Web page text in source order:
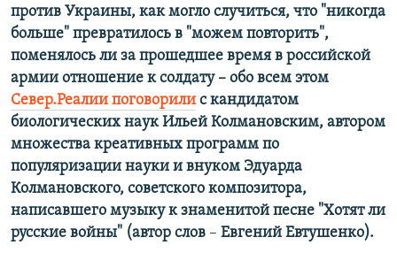
против Украины, как могло случиться, что "никогда
больше" превратилось в "можем повторить",
поменялось ли за прошедшее время в российской
армии отношение к солдату – обо всем этом
Север.Реалии поговорили с кандидатом
биологических наук Ильей Колмановским, автором
множества креативных программ по
популяризации науки и внуком Эдуарда
Колмановского, советского композитора,
написавшего музыку к знаменитой песне "Хотят ли
русские войны" (автор слов – Евгений Евтушенко).